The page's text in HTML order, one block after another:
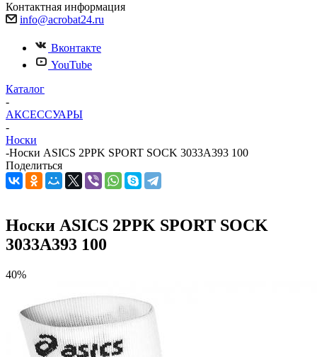
Контактная информация
info@acrobat24.ru
Вконтакте
YouTube
Каталог
-
АКСЕССУАРЫ
-
Носки
-Носки ASICS 2PPK SPORT SOCK 3033A393 100
Поделиться
Носки ASICS 2PPK SPORT SOCK
3033A393 100
40%